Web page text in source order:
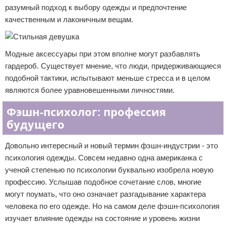
разумный подход к выбору одежды и предпочтение
качественным и лаконичным вещам.
Модные аксессуары при этом вполне могут разбавлять
гардероб. Существует мнение, что люди, придерживающиеся
подобной тактики, испытывают меньше стресса и в целом
являются более уравновешенными личностями.
Фэшн-психолог: профессия
будущего
Довольно интересный и новый термин фэшн-индустрии - это
психология одежды. Совсем недавно одна американка с
ученой степенью по психологии буквально изобрела новую
профессию. Услышав подобное сочетание слов, многие
могут поумать, что оно означает разгадывание характера
человека по его одежде. Но на самом деле фэшн-психология
изучает влияние одежды на состояние и уровень жизни